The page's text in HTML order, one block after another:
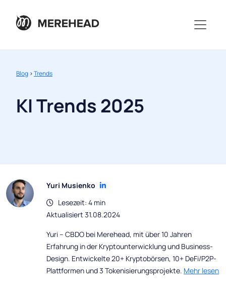
Blog >Trends
KI Trends 2025
Yuri Musienko
Lesezeit: 4 min
Aktualisiert 31.08.2024
Yuri – CBDO bei Merehead, mit über 10 Jahren
Erfahrung in der Kryptounterwicklung und Business-
Design. Entwickelte 20+ Kryptobörsen, 10+ DeFi/P2P-
Plattformen und 3 Tokenisierungsprojekte. Mehr lesen